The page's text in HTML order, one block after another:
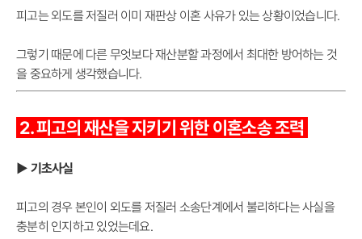
피고는 외도를 저질러 이미 재판상 이혼 사유가 있는 상황이었습니다.
그렇기 때문에 다른 무엇보다 재산분할 과정에서 최대한 방어하는 것
을 중요하게 생각했습니다.
2. 피고의 재산을 지키기 위한 이혼소송 조력
▶ 기초사실
피고의 경우 본인이 외도를 저질러 소송단계에서 불리하다는 사실을
충분히 인지하고 있었는데요.